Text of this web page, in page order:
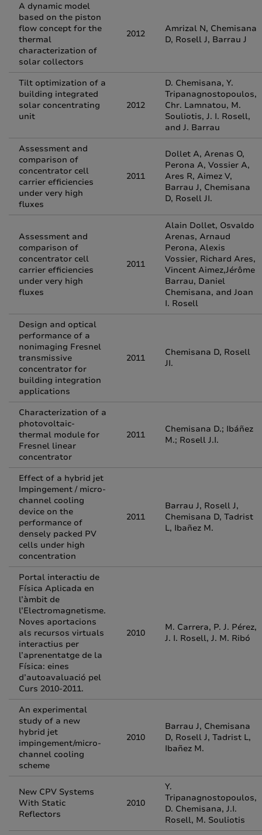
A dynamic model
based on the piston
flow concept for the
thermal
characterization of
solar collectors
2012
Amrizal N, Chemisana
D, Rosell J, Barrau J
Tilt optimization of a
building integrated
solar concentrating
unit
2012
D. Chemisana, Y.
Tripanagnostopoulos,
Chr. Lamnatou, M.
Souliotis, J. I. Rosell,
and J. Barrau
Assessment and
comparison of
concentrator cell
carrier efficiencies
under very high
fluxes
2011
Dollet A, Arenas O,
Perona A, Vossier A,
Ares R, Aimez V,
Barrau J, Chemisana
D, Rosell JI.
Assessment and
comparison of
concentrator cell
carrier efficiencies
under very high
fluxes
2011
Alain Dollet, Osvaldo
Arenas, Arnaud
Perona, Alexis
Vossier, Richard Ares,
Vincent Aimez,Jérôme
Barrau, Daniel
Chemisana, and Joan
I. Rosell
Design and optical
performance of a
nonimaging Fresnel
transmissive
concentrator for
building integration
applications
2011
Chemisana D, Rosell
JI.
Characterization of a
photovoltaic-
thermal module for
Fresnel linear
concentrator
2011
Chemisana D.; Ibáñez
M.; Rosell J.I.
Effect of a hybrid jet
Impingement / micro-
channel cooling
device on the
performance of
densely packed PV
cells under high
concentration
2011
Barrau J, Rosell J,
Chemisana D, Tadrist
L, Ibañez M.
Portal interactiu de
Física Aplicada en
l’àmbit de
l’Electromagnetisme.
Noves aportacions
als recursos virtuals
interactius per
l’aprenentatge de la
Física: eines
d’autoavaluació pel
Curs 2010-2011.
2010
M. Carrera, P. J. Pérez,
J. I. Rosell, J. M. Ribó
An experimental
study of a new
hybrid jet
impingement/micro-
channel cooling
scheme
2010
Barrau J, Chemisana
D, Rosell J, Tadrist L,
Ibañez M.
New CPV Systems
With Static
Reflectors
2010
Y.
Tripanagnostopoulos,
D. Chemisana, J.I.
Rosell, M. Souliotis